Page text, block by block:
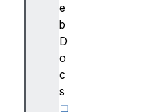
e
b
D
o
c
s
コ